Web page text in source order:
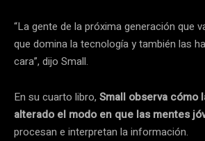
“La gente de la próxima generación que
que domina la tecnología y también las
cara”, dijo Small.
En su cuarto libro, Small observa cómo
alterado el modo en que las mentes
procesan e interpretan la información.